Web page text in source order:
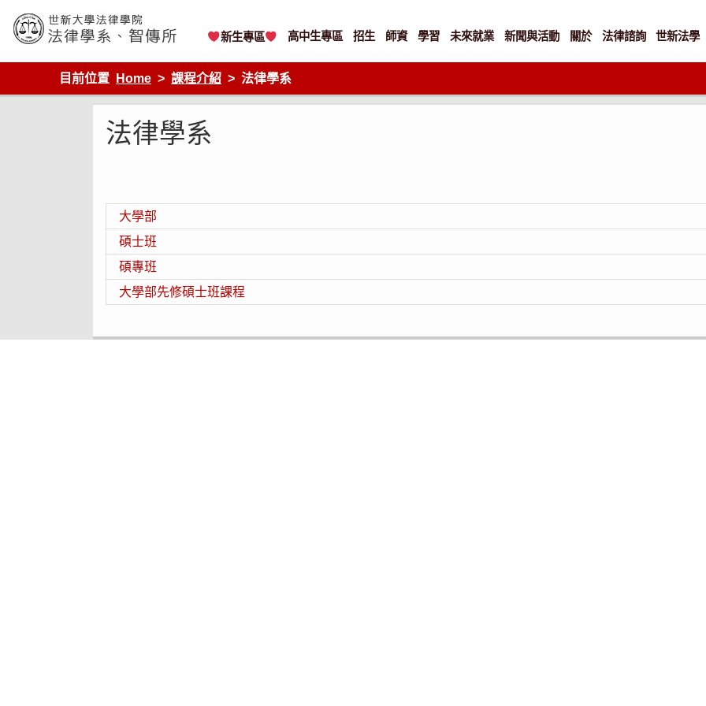
content
世新大學法律學院-法律學系-智慧財產暨科技法律研究所
新生專區 高中生專區 招生 師資 學習 未來就業 新聞與活動 關於 法律諮詢 世新法學
目前位置 Home 課程介紹 法律學系
法律學系
大學部
碩士班
碩專班
大學部先修碩士班課程